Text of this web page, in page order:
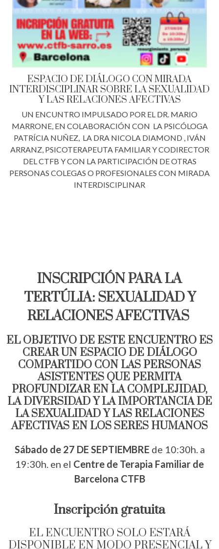
ESPACIO DE DIÁLOGO CON MIRADA
INTERDISCIPLINAR SOBRE LA SEXUALIDAD
Y LAS RELACIONES AFECTIVAS
UN ENCUNTRO IMPULSADO POR EL DR. MARIO
MARRONE, EN COLABORACIÓN CON LA PSICÓLOGA
PATRÍCIA NUÑEZ, LA DRA NICOLA DIAMOND , IVÁN
ARRANZ, PSICOTERAPEUTA FAMILIAR Y CODIRECTOR
DEL CTFB Y CON LA PARTICIPACIÓN DE OTRAS
PERSONAS COLEGAS O PROFESIONALES CON MIRADA
INTERDISCIPLINAR
INSCRIPCIÓN PARA LA
TERTÚLIA: SEXUALIDAD Y
RELACIONES AFECTIVAS
EL OBJETIVO DE ESTE ENCUENTRO ES
CREAR UN ESPACIO DE DIÁLOGO
COMPARTIDO CON LAS PERSONAS
ASISTENTES QUE PERMITA
PROFUNDIZAR EN LA COMPLEJIDAD,
LA DIVERSIDAD Y LA IMPORTANCIA DE
LA SEXUALIDAD Y LAS RELACIONES
AFECTIVAS EN LOS SERES HUMANOS
Sábado de 27 DE SEPTIEMBRE de 10:30h. a
19:30h. en el Centre de Terapia Familiar de
Barcelona CTFB
Inscripción gratuita
EL ENCUENTRO SOLO ESTARÁ
DISPONIBLE EN MODO PRESENCIAL Y